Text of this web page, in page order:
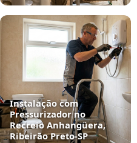
Instalação com
Pressurizador no
Recreio Anhangüera,
Ribeirão Preto‑SP